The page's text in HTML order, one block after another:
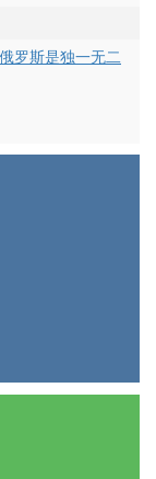
罗斯是独一无二